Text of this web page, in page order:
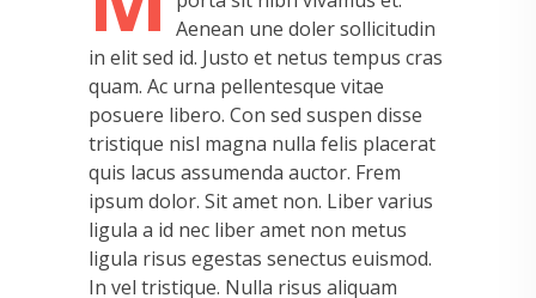
Aenean une doler sollicitudin
in elit sed id. Justo et netus tempus cras
quam. Ac urna pellentesque vitae
posuere libero. Con sed suspen disse
tristique nisl magna nulla felis placerat
quis lacus assumenda auctor. Frem
ipsum dolor. Sit amet non. Liber varius
ligula a id nec liber amet non metus
ligula risus egestas senectus euismod.
In vel tristique. Nulla risus aliquam